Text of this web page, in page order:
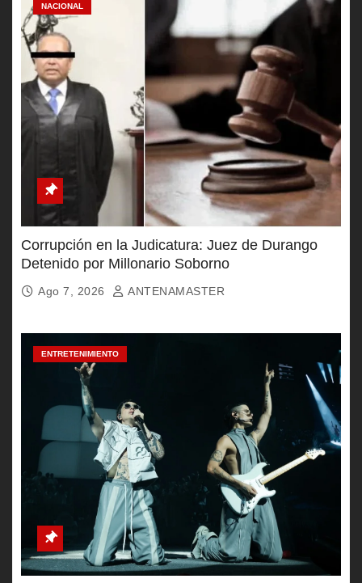
NACIONAL
Corrupción en la Judicatura: Juez de Durango
Detenido por Millonario Soborno
Ago 7, 2026 ANTENAMASTER
ENTRETENIMIENTO